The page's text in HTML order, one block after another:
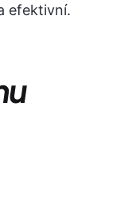
efektivní.